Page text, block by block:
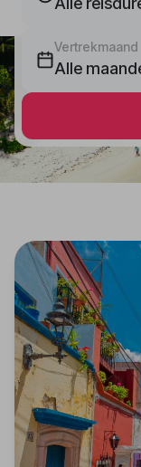
Vertrekmaand
Alle